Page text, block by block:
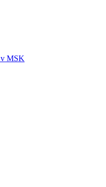
v MSK